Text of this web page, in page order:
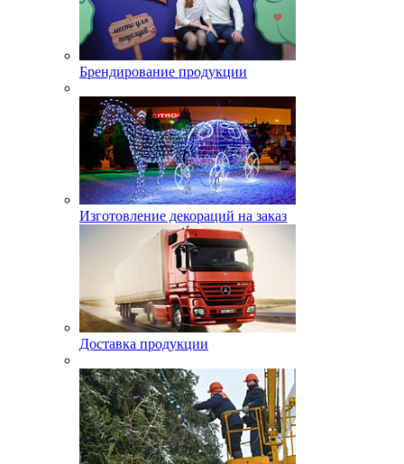
Брендирование продукции
Изготовление декораций на заказ
Доставка продукции